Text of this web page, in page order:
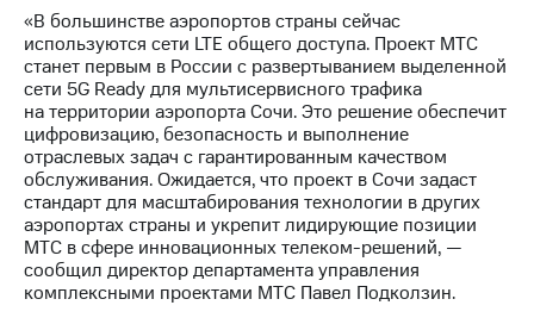
Описание
Еврооблигации-2023
Уведомление
о
погашении
именных
облигаций
Другое
Регистратор
Реквизиты
Контакты
развитие
«В большинстве аэропортов страны сейчас
используются сети LTE общего доступа. Проект МТС
станет первым в России с развертыванием выделенной
сети 5G Ready для мультисервисного трафика
на территории аэропорта Сочи. Это решение обеспечит
цифровизацию, безопасность и выполнение
отраслевых задач с гарантированным качеством
обслуживания. Ожидается, что проект в Сочи задаст
стандарт для масштабирования технологии в других
аэропортах страны и укрепит лидирующие позиции
МТС в сфере инновационных телеком-решений, —
сообщил директор департамента управления
комплексными проектами МТС Павел Подколзин.